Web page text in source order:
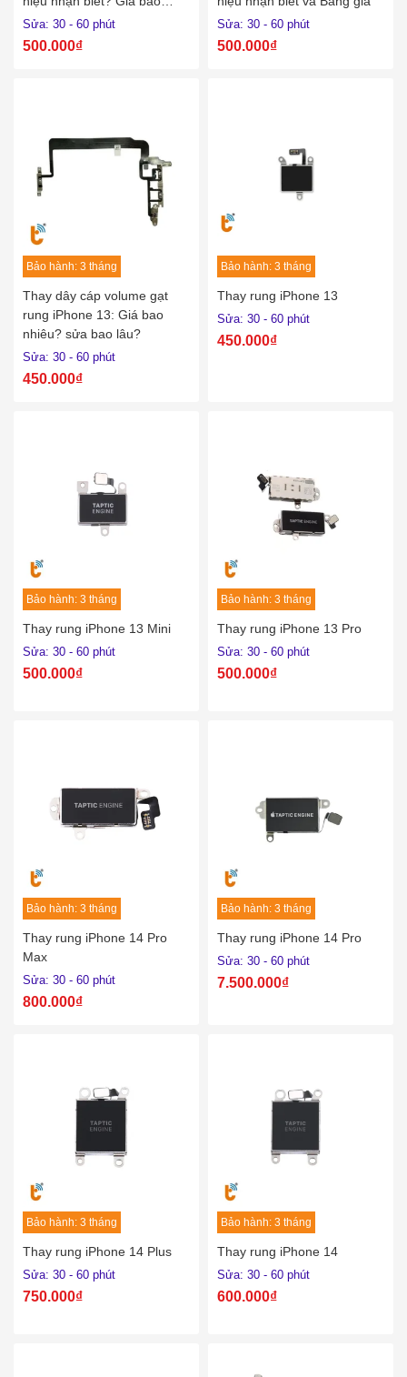
nhiêu?
Sửa: 30 - 60 phút
500.000₫
Sửa: 30 - 60 phút
500.000₫
Bảo hành: 3 tháng
Thay dây cáp volume gạt
rung iPhone 13: Giá bao
nhiêu? sửa bao lâu?
Sửa: 30 - 60 phút
450.000₫
Bảo hành: 3 tháng
Thay rung iPhone 13
Sửa: 30 - 60 phút
450.000₫
Bảo hành: 3 tháng
Thay rung iPhone 13 Mini
Sửa: 30 - 60 phút
500.000₫
Bảo hành: 3 tháng
Thay rung iPhone 13 Pro
Sửa: 30 - 60 phút
500.000₫
Bảo hành: 3 tháng
Thay rung iPhone 14 Pro
Max
Sửa: 30 - 60 phút
800.000₫
Bảo hành: 3 tháng
Thay rung iPhone 14 Pro
Sửa: 30 - 60 phút
7.500.000₫
Bảo hành: 3 tháng
Thay rung iPhone 14 Plus
Sửa: 30 - 60 phút
750.000₫
Bảo hành: 3 tháng
Thay rung iPhone 14
Sửa: 30 - 60 phút
600.000₫